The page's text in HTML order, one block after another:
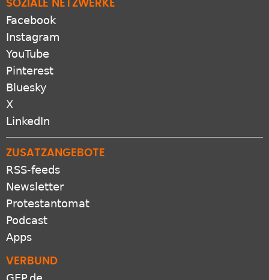
SOZIALE NETZWERKE
Facebook
Instagram
YouTube
Pinterest
Bluesky
X
LinkedIn
ZUSATZANGEBOTE
RSS-feeds
Newsletter
Protestantomat
Podcast
Apps
VERBUND